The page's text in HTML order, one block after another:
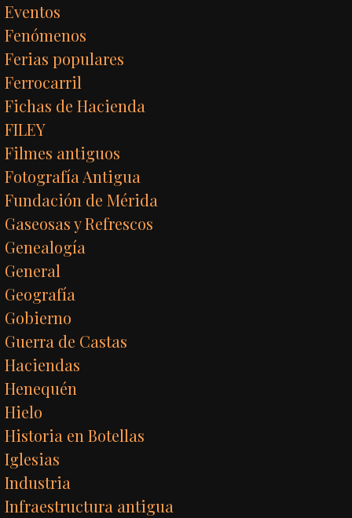
Eventos
Fenómenos
Ferias populares
Ferrocarril
Fichas de Hacienda
FILEY
Filmes antiguos
Fotografía Antigua
Fundación de Mérida
Gaseosas y Refrescos
Genealogía
General
Geografía
Gobierno
Guerra de Castas
Haciendas
Henequén
Hielo
Historia en Botellas
Iglesias
Industria
Infraestructura antigua